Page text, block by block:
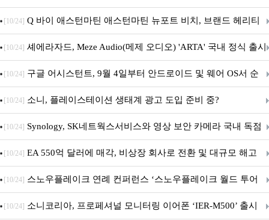
‘알파마요 2 슈퍼’ 상업적 이용 가능
[10/24] Q 바이 애스턴마틴 애스턴마틴 뉴포트 비치, 브랜드 헤리티
지 담은 ‘헤리티지 에디션 컬렉션’ 공개
[10/24] 셰에라자드, Meze Audio(메제 오디오) 'ARTA' 국내 정식 출시
[10/24] 구글 어시스턴트, 9월 4일부터 안드로이드 및 웨어 OS서 순
차 서비스 종료
[10/24] 소니, 플레이스테이션 생태계 광고 도입 준비 중?
[10/24] Synology, SK네트웍스서비스와 영상 보안 카메라 국내 독점
판매 파트너십 체결
[10/24] EA 550억 달러에 매각, 비상장 회사로 전환 및 대규모 해고
전망
[10/24] 스노우플레이크 연례 컨퍼런스 ‘스노우플레이크 월드 투어
서울’ 개최
[10/24] 소니코리아, 프로페셔널 모니터링 이어폰 ‘IER-M500’ 출시